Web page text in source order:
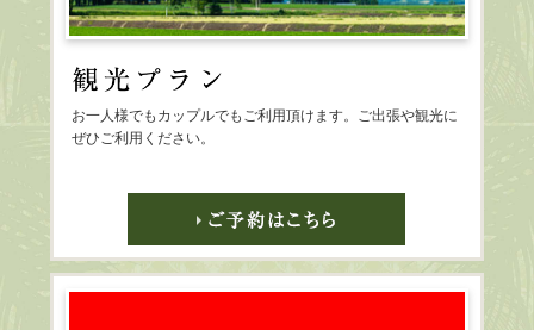
2024.8
４０１．４０２号室のTVを新しくしました
NETFLIX，AmazonPrime,Youtube等をご覧いただけます＊ログイン必要
2024.12
客室２０７．２１１．３０２.３０６のソファ、新調
なんとサーロインステーキ、ステーキピラフが半額！
リニューアル！
お一人様でもカップルでもご利用頂けます。ご出張や観光に
ぜひご利用ください。